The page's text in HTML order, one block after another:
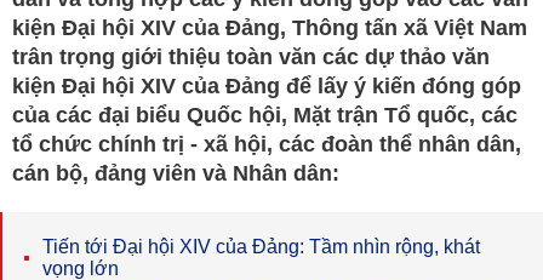
kiện Đại hội XIV của Đảng, Thông tấn xã Việt Nam
trân trọng giới thiệu toàn văn các dự thảo văn
kiện Đại hội XIV của Đảng để lấy ý kiến đóng góp
của các đại biểu Quốc hội, Mặt trận Tổ quốc, các
tổ chức chính trị - xã hội, các đoàn thể nhân dân,
cán bộ, đảng viên và Nhân dân:
Tiến tới Đại hội XIV của Đảng: Tầm nhìn rộng, khát
vọng lớn